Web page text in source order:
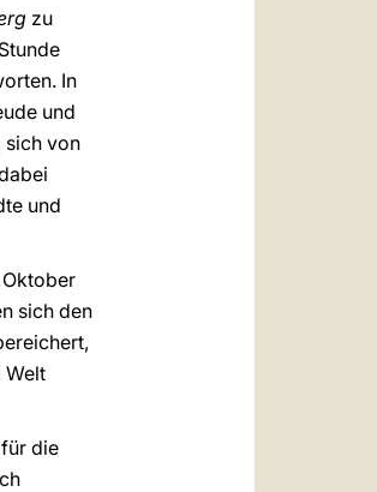
zu
In
und
sich von
und
Oktober
sich den
Welt
die